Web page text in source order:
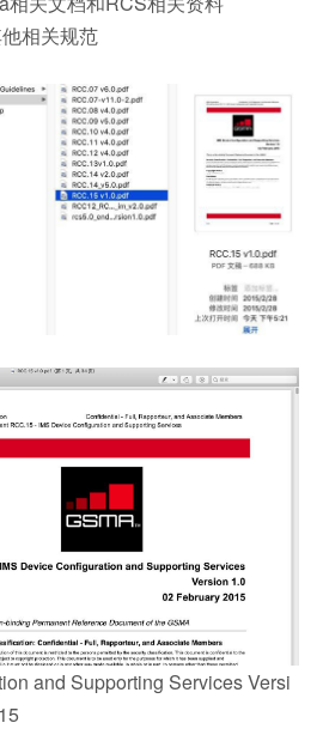
相关规范
and Supporting Services Versi